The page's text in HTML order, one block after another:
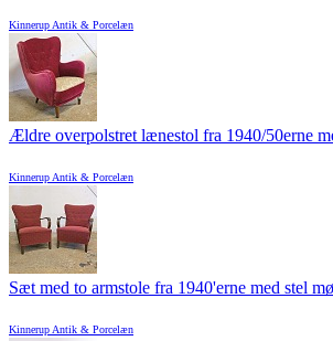
Kinnerup Antik & Porcelæn
Ældre overpolstret lænestol fra 1940/50erne
Kinnerup Antik & Porcelæn
Sæt med to armstole fra 1940'erne med stel
Kinnerup Antik & Porcelæn